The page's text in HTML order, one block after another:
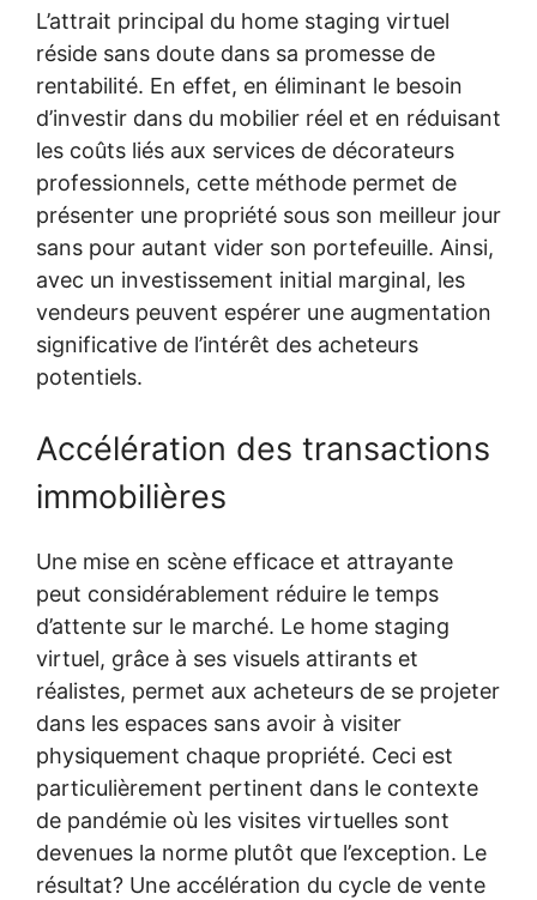
L’attrait principal du home staging virtuel
réside sans doute dans sa promesse de
rentabilité. En effet, en éliminant le besoin
d’investir dans du mobilier réel et en réduisant
les coûts liés aux services de décorateurs
professionnels, cette méthode permet de
présenter une propriété sous son meilleur jour
sans pour autant vider son portefeuille. Ainsi,
avec un investissement initial marginal, les
vendeurs peuvent espérer une augmentation
significative de l’intérêt des acheteurs
potentiels.
Accélération des transactions
immobilières
Une mise en scène efficace et attrayante
peut considérablement réduire le temps
d’attente sur le marché. Le home staging
virtuel, grâce à ses visuels attirants et
réalistes, permet aux acheteurs de se projeter
dans les espaces sans avoir à visiter
physiquement chaque propriété. Ceci est
particulièrement pertinent dans le contexte
de pandémie où les visites virtuelles sont
devenues la norme plutôt que l’exception. Le
résultat? Une accélération du cycle de vente